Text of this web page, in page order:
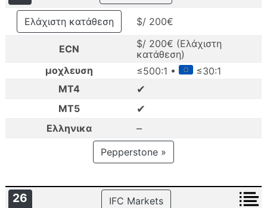
Ελάχιστη κατάθεση $/ 200€
ECN
$/ 200€ (Ελάχιστη
κατάθεση)
μοχλευση
≤500:1 •
≤30:1
MT4
✔
MT5 ✔
Ελληνικα –
Pepperstone »
26 IFC Markets